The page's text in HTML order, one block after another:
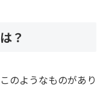
？
のようなものがあり